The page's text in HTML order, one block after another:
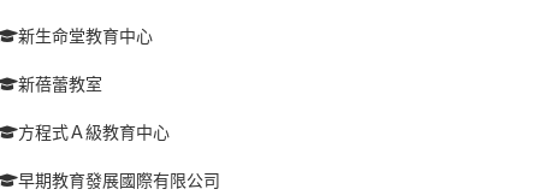
新生命堂教育中心
新蓓蕾教室
方程式Ａ級教育中心
早期教育發展國際有限公司